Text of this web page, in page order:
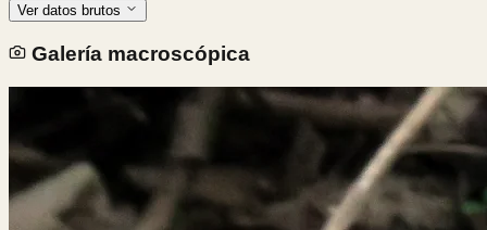
Ver datos brutos
Galería macroscópica